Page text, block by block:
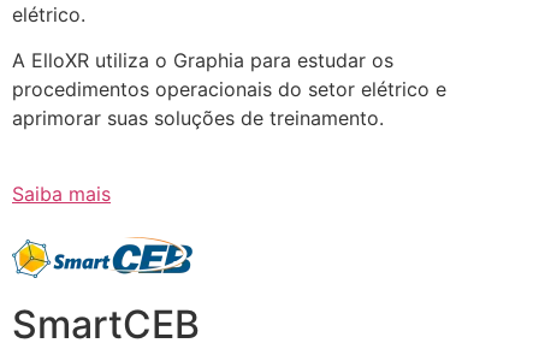
elétrico.
A ElloXR utiliza o Graphia para estudar os
procedimentos operacionais do setor elétrico e
aprimorar suas soluções de treinamento.
Saiba mais
SmartCEB